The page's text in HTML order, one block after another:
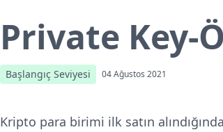
Private Key-
Başlangıç Seviyesi 04 Ağustos 2021
Kripto para birimi ilk satın